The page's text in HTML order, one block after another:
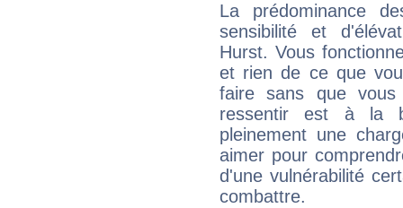
La prédominance
sensibilité et
Hurst. Vous
et rien de ce que
faire sans que
ressentir est à la
pleinement une
aimer pour
d'une vulnérabilité
combattre.